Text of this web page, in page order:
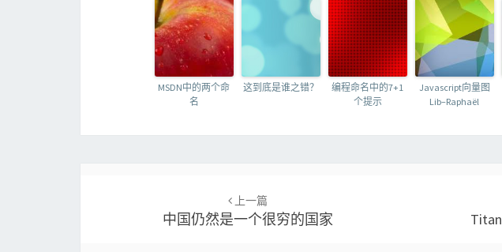
MSDN中的两个命
名
这到底是谁之错？
编程命名中的7+1
个提示
Javascript向量图
Lib–Raphaël
上一篇
中国仍然是一个很穷的国家